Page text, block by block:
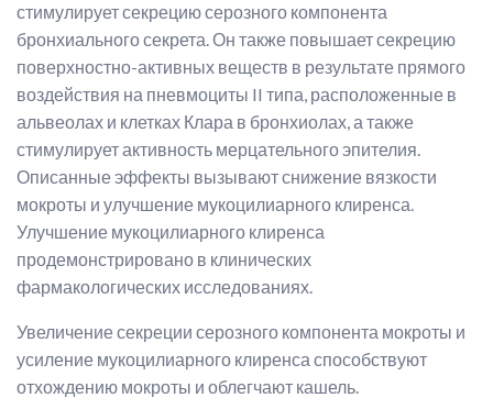
стимулирует секрецию серозного компонента
бронхиального секрета. Он также повышает секрецию
поверхностно-активных веществ в результате прямого
воздействия на пневмоциты II типа, расположенные в
альвеолах и клетках Клара в бронхиолах, а также
стимулирует активность мерцательного эпителия.
Описанные эффекты вызывают снижение вязкости
мокроты и улучшение мукоцилиарного клиренса.
Улучшение мукоцилиарного клиренса
продемонстрировано в клинических
фармакологических исследованиях.
Увеличение секреции серозного компонента мокроты и
усиление мукоцилиарного клиренса способствуют
отхождению мокроты и облегчают кашель.